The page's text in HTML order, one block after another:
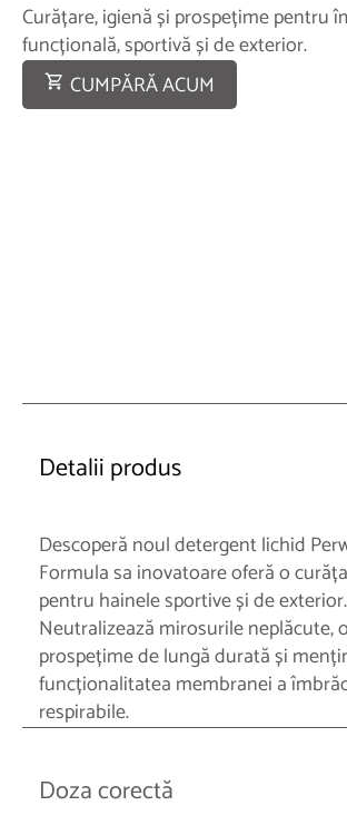
Curățare, igienă și prospețime pentru
funcțională, sportivă și de exterior.
CUMPĂRĂ ACUM
Detalii produs
Descoperă noul detergent lichid
Formula sa inovatoare oferă o
pentru hainele sportive și de exterior.
Neutralizează mirosurile neplăcute,
prospețime de lungă durată și
funcționalitatea membranei a
respirabile.
Doza corectă